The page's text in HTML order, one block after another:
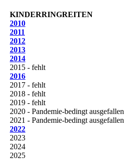
KINDERRINGREITEN
2010
2011
2012
2013
2014
2015 - fehlt
2016
2017 - fehlt
2018 - fehlt
2019 - fehlt
2020 - Pandemie-bedingt ausgefallen
2021 - Pandemie-bedingt ausgefallen
2022
2023
2024
2025